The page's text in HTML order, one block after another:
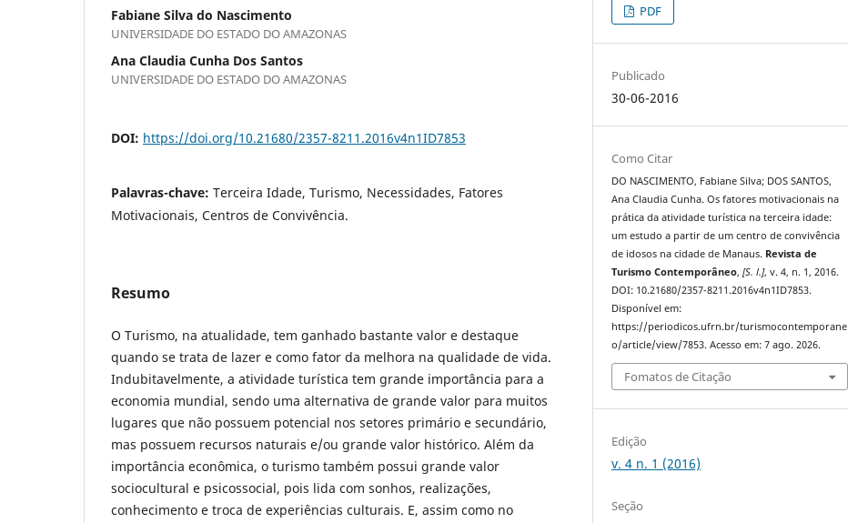
Fabiane Silva do Nascimento
UNIVERSIDADE DO ESTADO DO AMAZONAS
Ana Claudia Cunha Dos Santos
UNIVERSIDADE DO ESTADO DO AMAZONAS
DOI: https://doi.org/10.21680/2357-8211.2016v4n1ID7853
Palavras-chave: Terceira Idade, Turismo, Necessidades, Fatores
Motivacionais, Centros de Convivência.
Resumo
O Turismo, na atualidade, tem ganhado bastante valor e destaque
quando se trata de lazer e como fator da melhora na qualidade de vida.
Indubitavelmente, a atividade turística tem grande importância para a
economia mundial, sendo uma alternativa de grande valor para muitos
lugares que não possuem potencial nos setores primário e secundário,
mas possuem recursos naturais e/ou grande valor histórico. Além da
importância econômica, o turismo também possui grande valor
sociocultural e psicossocial, pois lida com sonhos, realizações,
conhecimento e troca de experiências culturais. E, assim como no
PDF
Publicado
30-06-2016
Como Citar
DO NASCIMENTO, Fabiane Silva; DOS SANTOS,
Ana Claudia Cunha. Os fatores motivacionais na
prática da atividade turística na terceira idade:
um estudo a partir de um centro de convivência
de idosos na cidade de Manaus. Revista de
Turismo Contemporâneo,[S. l.], v. 4, n. 1, 2016.
DOI: 10.21680/2357-8211.2016v4n1ID7853.
Disponível em:
https://periodicos.ufrn.br/turismocontemporane
o/article/view/7853. Acesso em: 7 ago. 2026.
Fomatos de Citação
Edição
v. 4 n. 1 (2016)
Seção